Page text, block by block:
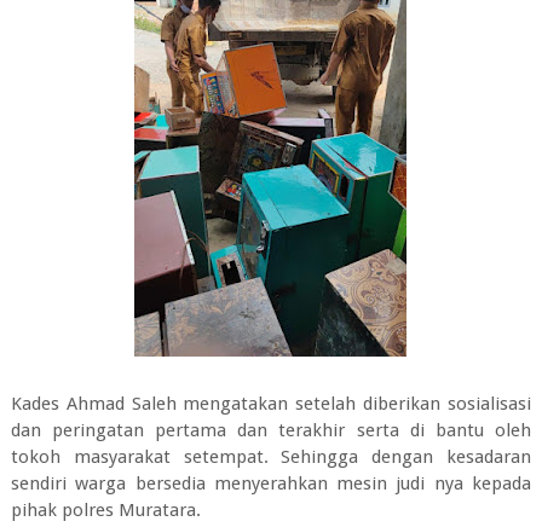
Kades Ahmad Saleh mengatakan setelah diberikan sosialisasi
dan peringatan pertama dan terakhir serta di bantu oleh
tokoh masyarakat setempat. Sehingga dengan kesadaran
sendiri warga bersedia menyerahkan mesin judi nya kepada
pihak polres Muratara.